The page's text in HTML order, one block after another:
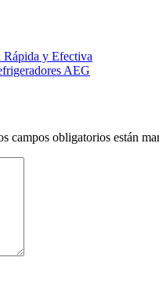
y Efectiva
AEG
campos obligatorios están